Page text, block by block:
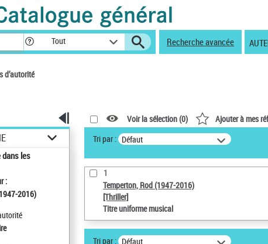
Tout Recherche avancée
d’autorité
dans les
:
2016)
Voir la sélection (0) Ajouter à mes
Tri par : Défaut
1
Temperton, Rod (1947-2016)
[Thriller]
Titre uniforme musical
Tri par : Défaut